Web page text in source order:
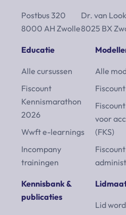
Postbus 320
8000 AH Zwolle
Dr. van
8025 BX
Educatie
Alle cursussen
Fiscount
Kennismarathon
2026
Wwft e-learnings
Incompany
trainingen
Alle
voor
(FKS)
Kennisbank &
publicaties
Lid